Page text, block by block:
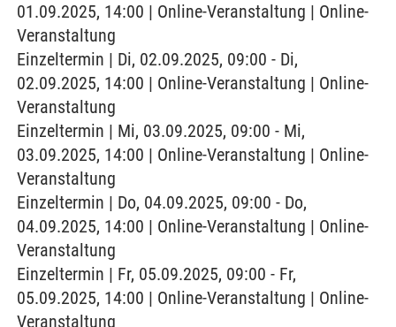
01.09.2025, 14:00 | Online-Veranstaltung | Online-
Veranstaltung
Einzeltermin | Di, 02.09.2025, 09:00 - Di,
02.09.2025, 14:00 | Online-Veranstaltung | Online-
Veranstaltung
Einzeltermin | Mi, 03.09.2025, 09:00 - Mi,
03.09.2025, 14:00 | Online-Veranstaltung | Online-
Veranstaltung
Einzeltermin | Do, 04.09.2025, 09:00 - Do,
04.09.2025, 14:00 | Online-Veranstaltung | Online-
Veranstaltung
Einzeltermin | Fr, 05.09.2025, 09:00 - Fr,
05.09.2025, 14:00 | Online-Veranstaltung | Online-
Veranstaltung